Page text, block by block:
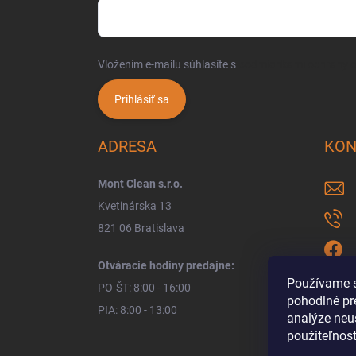
Používame
pohodlné
analýze
Vložením e-mailu súhlasíte s
Prihlásiť sa
ADRESA
Mont Clean s.r.o.
Kvetinárska 13
821 06 Bratislava
Otváracie hodiny predajne:
PO-ŠT: 8:00 - 16:00
PIA: 8:00 - 13:00